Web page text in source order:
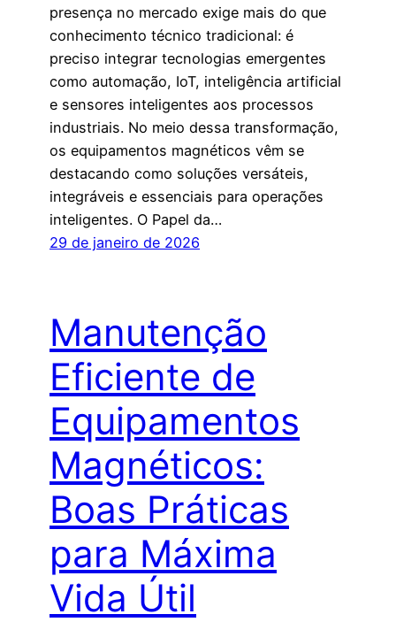
presença no mercado exige mais do que
conhecimento técnico tradicional: é
preciso integrar tecnologias emergentes
como automação, IoT, inteligência artificial
e sensores inteligentes aos processos
industriais. No meio dessa transformação,
os equipamentos magnéticos vêm se
destacando como soluções versáteis,
integráveis e essenciais para operações
inteligentes. O Papel da…
29 de janeiro de 2026
Manutenção
Eficiente de
Equipamentos
Magnéticos:
Boas Práticas
para Máxima
Vida Útil